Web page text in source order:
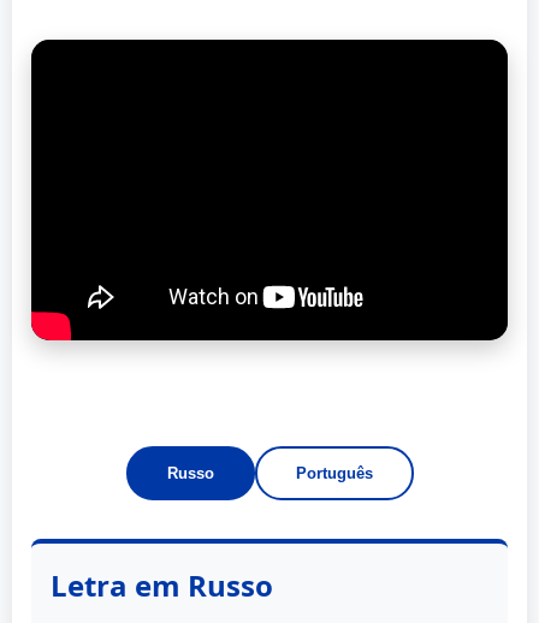
Russo Português
Letra em Russo